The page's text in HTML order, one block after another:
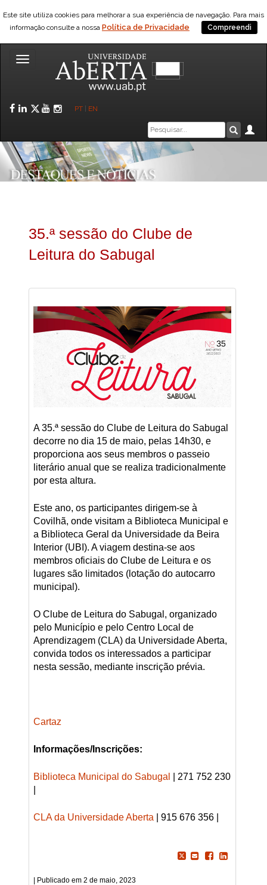
Este site utiliza cookies para melhorar a sua experiência de navegação. Para mais
informação consulte a nossa Política de Privacidade Compreendi
Toggle
Facebook
LinkedIn
Twitter
YouTube
Instagram
PT EN
Caixa
de
pesquisa
35.ª sessão do Clube de
Leitura do Sabugal
A 35.ª sessão do Clube de Leitura do Sabugal
decorre no dia 15 de maio, pelas 14h30, e
proporciona aos seus membros o passeio
literário anual que se realiza tradicionalmente
por esta altura.
Este ano, os participantes dirigem-se à
Covilhã, onde visitam a Biblioteca Municipal e
a Biblioteca Geral da Universidade da Beira
Interior (UBI). A viagem destina-se aos
membros oficiais do Clube de Leitura e os
lugares são limitados (lotação do autocarro
municipal).
O Clube de Leitura do Sabugal, organizado
pelo Município e pelo Centro Local de
Aprendizagem (CLA) da Universidade Aberta,
convida todos os interessados a participar
nesta sessão, mediante inscrição prévia.
Cartaz
Informações/Inscrições:
Biblioteca Municipal do Sabugal
| 271 752 230
CLA da Universidade Aberta | 915 676 356 |
2 de maio, 2023